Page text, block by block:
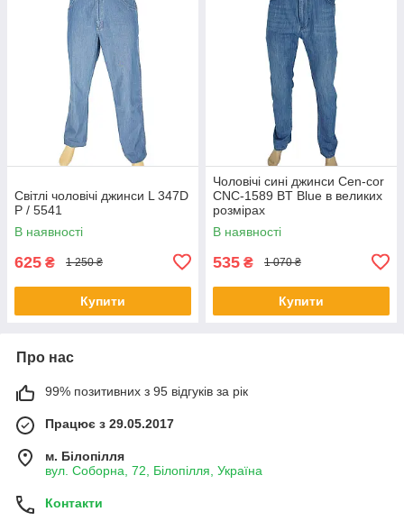
Світлі чоловічі джинси L 347D
P / 5541
В наявності
625 ₴ 1 250 ₴
Купити
Чоловічі сині джинси Cen-cor
CNC-1589 BT Blue в великих
розмірах
В наявності
535 ₴ 1 070 ₴
Купити
Про нас
99% позитивних з 95 відгуків за рік
Працює з 29.05.2017
м. Білопілля
вул. Соборна, 72, Білопілля, Україна
Контакти